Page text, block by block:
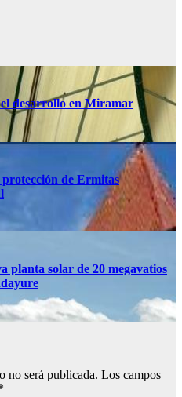
desarrollo en Miramar
de Ermitas
planta solar de 20 megavatios
no será publicada. Los campos